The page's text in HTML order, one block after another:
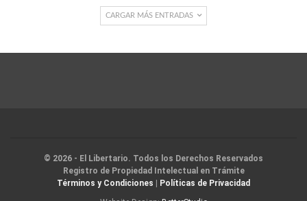
CARGAR MÁS ENTRADAS
© 2026 - El Libertario. Todos los Derechos Reservados
Registro de Propiedad Intelectual en Trámite
Términos y Condiciones | Políticas de Privacidad